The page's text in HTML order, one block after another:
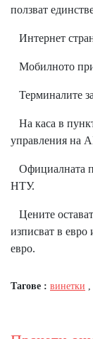
ползват
Интернет
Мобилното
Терминалите
На каса в
управления на
Официалната
НТУ.
Цените
изписват в евро
евро.
Тагове : винетки ,